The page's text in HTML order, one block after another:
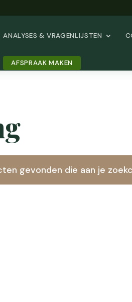
ANALYSES & VRAGENLIJSTEN
AFSPRAAK MAKEN
gevonden die aan je